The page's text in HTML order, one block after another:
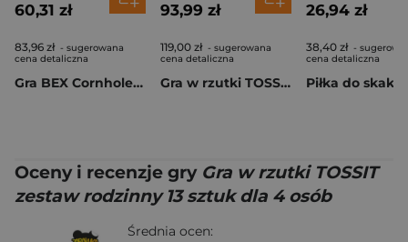
60,31 zł
83,96 zł - sugerowana
cena detaliczna
Gra BEX Cornhole Family
93,99 zł
119,00 zł - sugerowana
cena detaliczna
Gra w rzutki TOSSIT zestaw startowy 7 sztuk dla 2 osób
26,94 zł
38,40 zł -
cena detaliczna
Oceny i recenzje gry Gra w rzutki TOSSIT
zestaw rodzinny 13 sztuk dla 4 osób
Średnia ocen: